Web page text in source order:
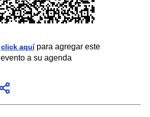
click aquípara agregar este
evento a su agenda